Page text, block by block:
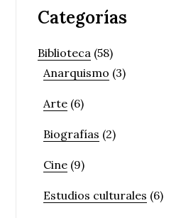
Categorías
Biblioteca (58)
Anarquismo (3)
Arte (6)
Biografías (2)
Cine (9)
Estudios culturales (6)